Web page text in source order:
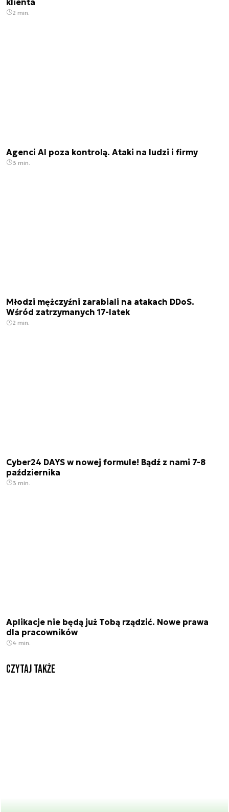
2 min.
Agenci AI poza kontrolą. Ataki na ludzi i firmy
3 min.
Młodzi mężczyźni zarabiali na atakach DDoS.
Wśród zatrzymanych 17-latek
2 min.
Cyber24 DAYS w nowej formule! Bądź z nami 7-8
października
3 min.
Aplikacje nie będą już Tobą rządzić. Nowe prawa
dla pracowników
4 min.
Czytaj także